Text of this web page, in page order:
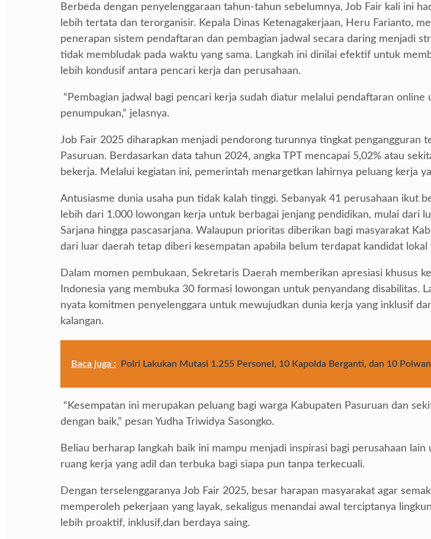
Berbeda dengan penyelenggaraan tahun-tahun sebelumnya, Job Fair kali ini
lebih tertata dan terorganisir. Kepala Dinas Ketenagakerjaan, Heru Farianto,
penerapan sistem pendaftaran dan pembagian jadwal secara daring menjadi
tidak membludak pada waktu yang sama. Langkah ini dinilai efektif untuk
lebih kondusif antara pencari kerja dan perusahaan.
“Pembagian jadwal bagi pencari kerja sudah diatur melalui pendaftaran online
penumpukan,” jelasnya.
Job Fair 2025 diharapkan menjadi pendorong turunnya tingkat pengangguran
Pasuruan. Berdasarkan data tahun 2024, angka TPT mencapai 5,02% atau
bekerja. Melalui kegiatan ini, pemerintah menargetkan lahirnya peluang kerja
Antusiasme dunia usaha pun tidak kalah tinggi. Sebanyak 41 perusahaan ikut
lebih dari 1.000 lowongan kerja untuk berbagai jenjang pendidikan, mulai dari
Sarjana hingga pascasarjana. Walaupun prioritas diberikan bagi masyarakat
dari luar daerah tetap diberi kesempatan apabila belum terdapat kandidat lokal
Dalam momen pembukaan, Sekretaris Daerah memberikan apresiasi khusus
Indonesia yang membuka 30 formasi lowongan untuk penyandang disabilitas.
nyata komitmen penyelenggara untuk mewujudkan dunia kerja yang inklusif
kalangan.
Baca juga : Polri Lakukan Mutasi 1.255 Personel, 10 Kapolda Berganti, dan 10
“Kesempatan ini merupakan peluang bagi warga Kabupaten Pasuruan dan
dengan baik,” pesan Yudha Triwidya Sasongko.
Beliau berharap langkah baik ini mampu menjadi inspirasi bagi perusahaan
ruang kerja yang adil dan terbuka bagi siapa pun tanpa terkecuali.
Dengan terselenggaranya Job Fair 2025, besar harapan masyarakat agar
memperoleh pekerjaan yang layak, sekaligus menandai awal terciptanya
lebih proaktif, inklusif,dan berdaya saing.